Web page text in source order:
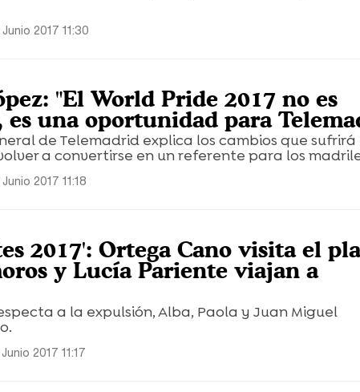
2017 11:30
"El World Pride 2017 no es
una oportunidad para
de Telemadrid explica los cambios que sufrirá
a convertirse en un referente para los
2017 11:18
2017': Ortega Cano visita el
y Lucía Pariente viajan a
a la expulsión, Alba, Paola y Juan Miguel
2017 11:17